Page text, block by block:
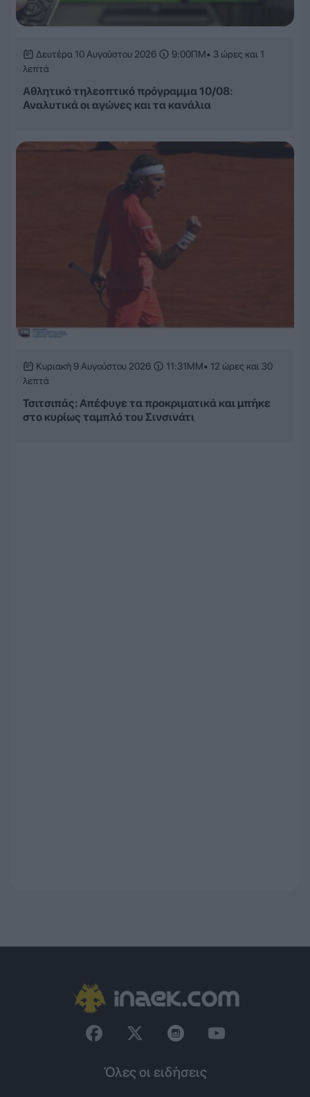
Δευτέρα 10 Αυγούστου 2026 9:00ΠΜ• 3 ώρες και 1
λεπτά
Αθλητικό τηλεοπτικό πρόγραμμα 10/08:
Αναλυτικά οι αγώνες και τα κανάλια
Κυριακή 9 Αυγούστου 2026 11:31ΜΜ• 12 ώρες και 30
λεπτά
Τσιτσιπάς: Απέφυγε τα προκριματικά και μπήκε
στο κυρίως ταμπλό του Σινσινάτι
Όλες οι ειδήσεις